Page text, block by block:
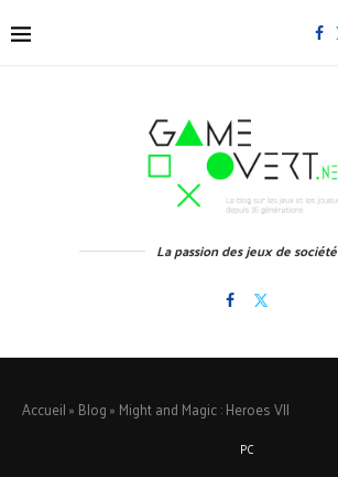
La passion des jeux de société
Accueil» Blog» Might and Magic : Heroes VII
PC